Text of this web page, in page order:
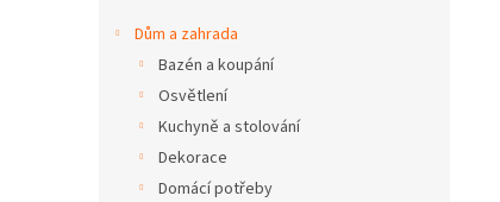
Dům a zahrada
Bazén a koupání
Osvětlení
Kuchyně a stolování
Dekorace
Domácí potřeby